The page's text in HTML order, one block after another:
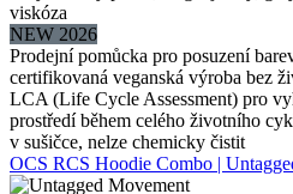
viskóza
NEW 2026
Prodejní pomůcka pro posuzení
certifikovaná veganská výroba bez
LCA (Life Cycle Assessment) pro
prostředí během celého životního
v sušičce, nelze chemicky čistit
OCS RCS Hoodie Combo |